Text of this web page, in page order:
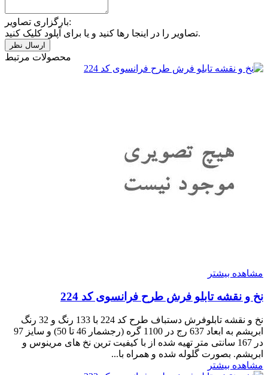
بارگزاری تصاویر:
تصاویر را در اینجا رها کنید و یا برای آپلود کلیک کنید.
محصولات مرتبط
مشاهده بیشتر
نخ و نقشه تابلو فرش طرح فرانسوی کد 224
نخ و نقشه تابلوفرش دستباف طرح کد 224 با 133 رنگ و 32 رنگ
ابریشم به ابعاد 637 رج در 1100 گره (رجشمار 46 تا 50) و سایز 97
در 167 سانتی متر تهیه شده از با کیفیت ترین نخ های مرینوس و
ابریشم. بصورت گلوله شده و همراه با...
مشاهده بیشتر